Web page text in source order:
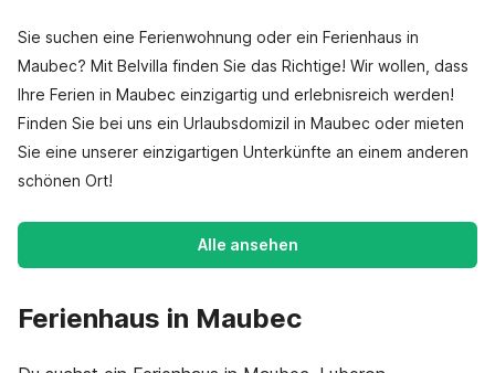
Sie suchen eine Ferienwohnung oder ein Ferienhaus in
Maubec? Mit Belvilla finden Sie das Richtige! Wir wollen, dass
Ihre Ferien in Maubec einzigartig und erlebnisreich werden!
Finden Sie bei uns ein Urlaubsdomizil in Maubec oder mieten
Sie eine unserer einzigartigen Unterkünfte an einem anderen
schönen Ort!
Alle ansehen
Ferienhaus in Maubec